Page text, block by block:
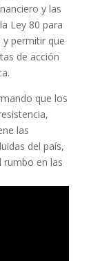
y las
Ley 80 para
permitir que
de acción
que los
las
del país,
rumbo en las